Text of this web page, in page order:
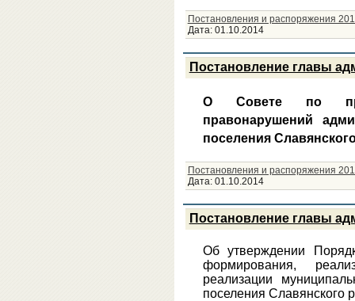
Постановления и распоряжения
Дата: 01.10.2014
Постановление главы
О Совете по
правонарушений
поселения
Постановления и распоряжения
Дата: 01.10.2014
Постановление главы
Об утверждении
формирования,
реализации
поселения Славянского